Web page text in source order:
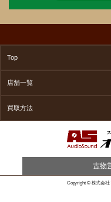
Top
店舗一覧
買取方法
古物
Copyright © 株式会社